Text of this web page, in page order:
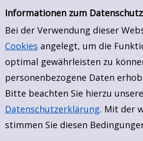
Neuerwerbungen
Informationen zum Datenschutz
Bei der Verwendung dieser
Cookies angelegt, um die
optimal gewährleisten zu
personenbezogene Daten
Bitte beachten Sie hierzu
Datenschutzerklärung. Mit der
stimmen Sie diesen
Zur Detailanzeige springen